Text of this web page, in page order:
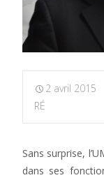
2 avril 2015
RÉ
Sans surprise,
dans ses